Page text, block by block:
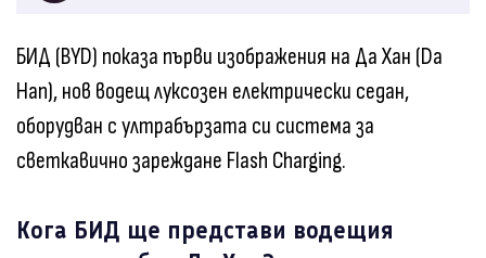
БИД (BYD) показа първи изображения на Да Хан (Da
Han), нов водещ луксозен електрически седан,
оборудван с ултрабързата си система за
светкавично зареждане Flash Charging.
Кога БИД ще представи водещия